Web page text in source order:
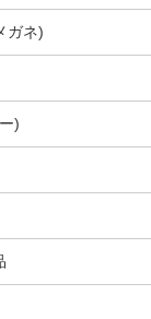
ガネ)
)